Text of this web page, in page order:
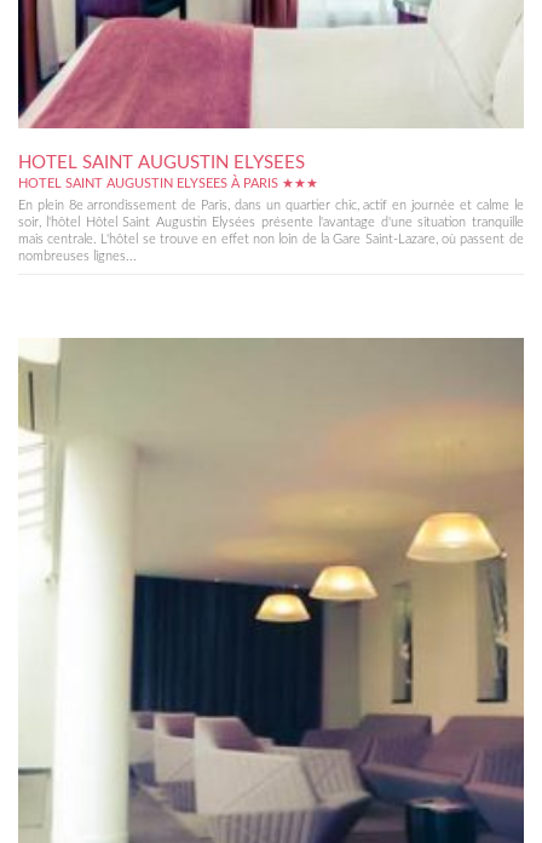
HOTEL SAINT AUGUSTIN ELYSEES
HOTEL SAINT AUGUSTIN ELYSEES À PARIS ★★★
En plein 8e arrondissement de Paris, dans un quartier chic, actif en journée et calme le
soir, l'hôtel Hôtel Saint Augustin Elysées présente l'avantage d'une situation tranquille
mais centrale. L'hôtel se trouve en effet non loin de la Gare Saint-Lazare, où passent de
nombreuses lignes...